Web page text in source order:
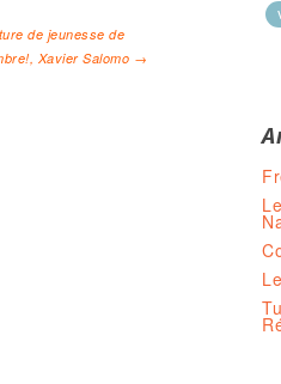
de jeunesse de
Xavier Salomo →